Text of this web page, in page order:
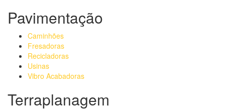
Pavimentação
Caminhões
Fresadoras
Recicladoras
Usinas
Vibro Acabadoras
Terraplanagem